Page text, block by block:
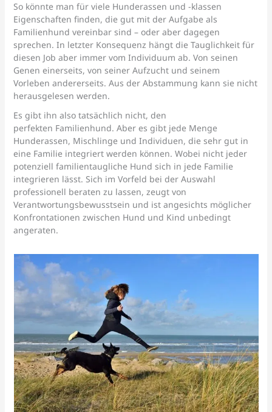
So könnte man für viele Hunderassen und -klassen
Eigenschaften finden, die gut mit der Aufgabe als
Familienhund vereinbar sind – oder aber dagegen
sprechen. In letzter Konsequenz hängt die Tauglichkeit für
diesen Job aber immer vom Individuum ab. Von seinen
Genen einerseits, von seiner Aufzucht und seinem
Vorleben andererseits. Aus der Abstammung kann sie nicht
herausgelesen werden.
Es gibt ihn also tatsächlich nicht, den
perfekten Familienhund. Aber es gibt jede Menge
Hunderassen, Mischlinge und Individuen, die sehr gut in
eine Familie integriert werden können. Wobei nicht jeder
potenziell familientaugliche Hund sich in jede Familie
integrieren lässt. Sich im Vorfeld bei der Auswahl
professionell beraten zu lassen, zeugt von
Verantwortungsbewusstsein und ist angesichts möglicher
Konfrontationen zwischen Hund und Kind unbedingt
angeraten.